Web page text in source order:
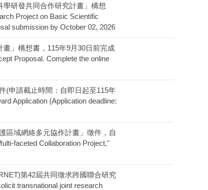
學研發共同合作研究計畫」構想
Project on Basic Scientific
submission by October 02, 2026
畫」構想書，115年9月30日前完成
Proposal. Complete the online
(申請截止時間：自即日起至115年
Application (Application deadline:
區域網絡多元協作計畫」徵件，自
faceted Collaboration Project,"
第42屆共同徵求跨國聯合研究
transnational joint research